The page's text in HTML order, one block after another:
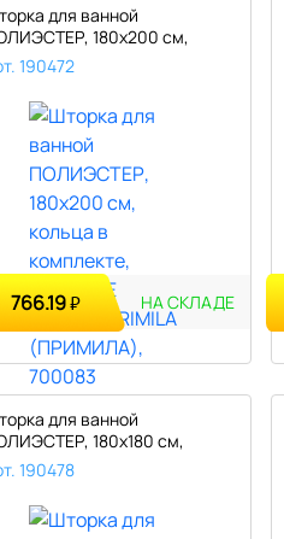
для ванной
180х200 см,
в компл..
190472
766.19₽ НА СКЛАДЕ
для ванной
180х180 см,
в компл..
190478